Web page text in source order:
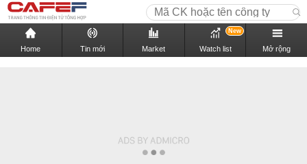
Home Tin mới Market Watch list
New
Mở rộng